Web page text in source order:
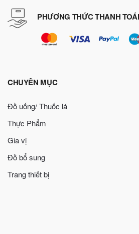
PHƯƠNG THỨC THANH
CHUYÊN MỤC
Đồ uống/ Thuốc lá
Thực Phẩm
Gia vị
Đồ bổ sung
Trang thiết bị